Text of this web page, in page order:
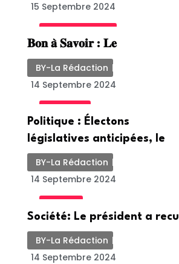
15 Septembre 2024
𝐁𝐨𝐧 𝐚̀ 𝐒𝐚𝐯𝐨𝐢𝐫 : 𝐋𝐞
BY-La Rédaction
14 Septembre 2024
Politique : Électons
législatives anticipées, le
BY-La Rédaction
14 Septembre 2024
Société: Le président a recu
BY-La Rédaction
14 Septembre 2024